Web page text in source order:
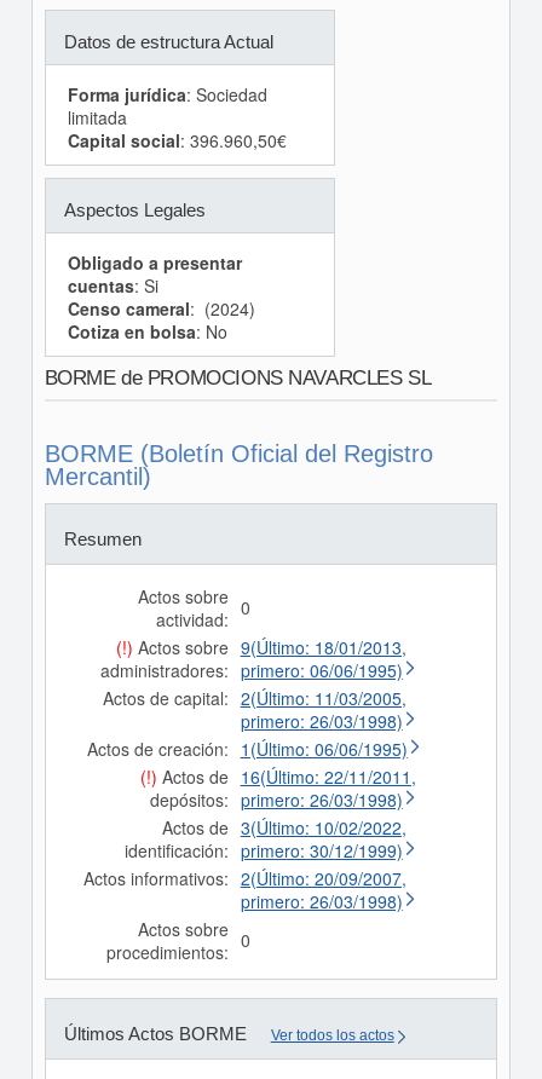
Datos de estructura Actual
Forma jurídica: Sociedad
limitada
Capital social: 396.960,50€
Aspectos Legales
Obligado a presentar
cuentas: Si
Censo cameral: (2024)
Cotiza en bolsa: No
BORME de PROMOCIONS NAVARCLES SL
BORME (Boletín Oficial del Registro
Mercantil)
Resumen
Actos sobre
actividad: 0
(!) Actos sobre
administradores:
9(Último: 18/01/2013,
primero: 06/06/1995)
Actos de capital: 2(Último: 11/03/2005,
primero: 26/03/1998)
Actos de creación: 1(Último: 06/06/1995)
(!) Actos de
depósitos:
16(Último: 22/11/2011,
primero: 26/03/1998)
Actos de
identificación:
3(Último: 10/02/2022,
primero: 30/12/1999)
Actos informativos: 2(Último: 20/09/2007,
primero: 26/03/1998)
Actos sobre
procedimientos: 0
Últimos Actos BORME Ver todos los actos